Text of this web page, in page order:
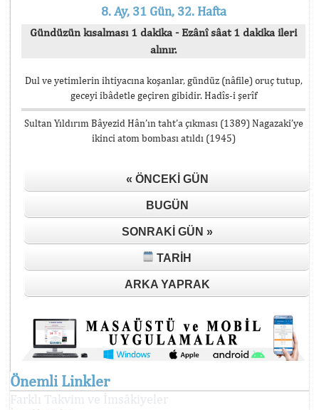
8. Ay, 31 Gün, 32. Hafta
Gündüzün kısalması 1 dakika - Ezânî sâat 1 dakika ileri
alınır.
Dul ve yetimlerin ihtiyacına koşanlar, gündüz (nâfile) oruç tutup,
geceyi ibâdetle geçiren gibidir. Hadîs-i şerîf
Sultan Yıldırım Bâyezid Hân’ın taht’a çıkması (1389) Nagazaki’ye
ikinci atom bombası atıldı (1945)
« ÖNCEKI GÜN
BUGÜN
SONRAKI GÜN »
TARIH
ARKA YAPRAK
Önemli Linkler
Farklı Takvim ve İmsâkiyeler